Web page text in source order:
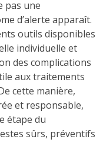
pas une
d’alerte apparaît.
outils disponibles
individuelle et
des complications
aux traitements
cette manière,
et responsable,
étape du
sûrs, préventifs